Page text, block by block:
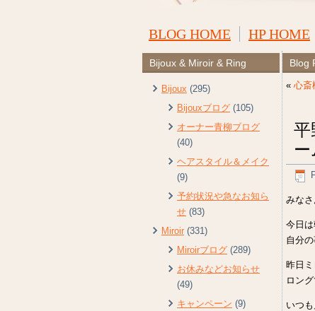
BLOG HOME HP HOME
Bijoux & Miroir & Ring
Bijoux (295)
Bijouxブログ (105)
オーナー青柳ブログ
(40)
ヘアスタイル＆メイク
(9)
予約状況や急なお知ら
せ (83)
Miroir (331)
Miroirブログ (289)
お休みなどお知らせ
(49)
キャンペーン (9)
Blog
« 心斎
平
みな
今日
自分
昨日
ロン
いつ